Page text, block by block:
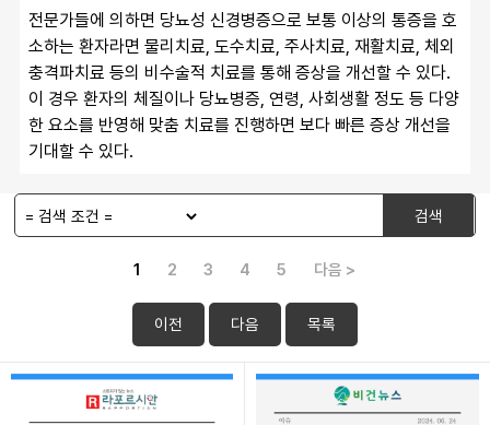
전문가들에 의하면 당뇨성 신경병증으로 보통 이상의 통증을 호
소하는 환자라면 물리치료, 도수치료, 주사치료, 재활치료, 체외
충격파치료 등의 비수술적 치료를 통해 증상을 개선할 수 있다.
이 경우 환자의 체질이나 당뇨병증, 연령, 사회생활 정도 등 다양
한 요소를 반영해 맞춤 치료를 진행하면 보다 빠른 증상 개선을
기대할 수 있다.​
검색
1 2 3 4 5 다음 >
이전 다음 목록